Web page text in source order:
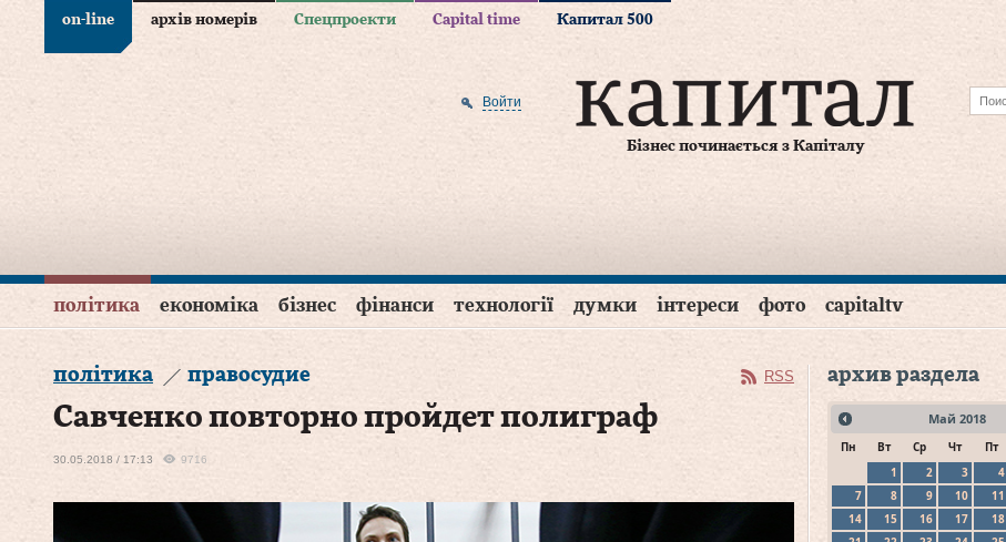
on-line архів номерів Спецпроекти Capital time Капитал 500
Бізнес починається з Капіталу
Войти
політика економіка бізнес фінанси технології думки інтереси фото capitaltv
політика правосудие RSS
Савченко повторно пройдет полиграф
30.05.2018 / 17:13 9716
архив раздела
Май 2018
Пн Вт Ср Чт Пт
1
2 3 4
7
8 9 10 11
14
15 16 17 18